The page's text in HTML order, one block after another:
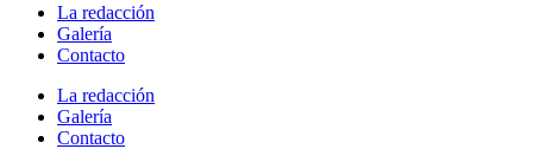
La redacción
Galería
Contacto
La redacción
Galería
Contacto